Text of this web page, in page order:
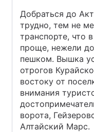
Добраться до
трудно, тем не
транспорте, что
проще, нежели
пешком. Вышка
отрогов
востоку от
внимания
ворота,
Алтайский Марс.